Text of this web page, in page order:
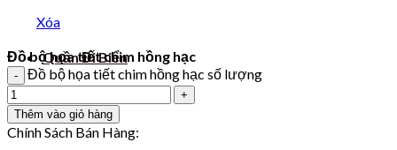
Quần Đi Biển
Xóa
Đồ bộ họa tiết chim hồng hạc
Đồ bộ họa tiết chim hồng hạc số lượng
Thêm vào giỏ hàng
Chính Sách Bán Hàng: